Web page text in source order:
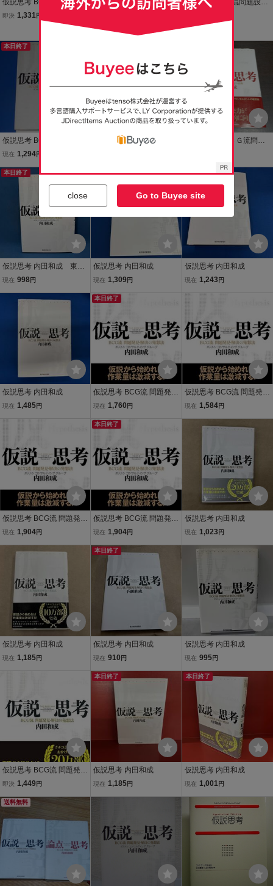
仮説思考 BCG流問題発
見・解決の発想法/内田和
即決 1,331円
仮説思考 ＢＣＧ流問題
論点思考 BCG流問題設定
の技術/内田和成(著者)
本日終了
仮説思考 BCG流 問題発
見・解決の発想法★ボス
ループ 内田 和成★東洋経
済新報社★
現在 1,294円
論点思考 BCG流問題設定
論点思考 ＢＣＧ流問題
本日終了
仮説思考 内田和成 東洋
経済
現在 998円
本日終了
仮説思考 内田和成
現在 1,309円
本日終了
仮説思考 内田和成
現在 1,243 円
仮説思考 内田和成
現在 1,485円
本日終了
仮説思考 BCG流 問題発
見・解決の発想法／内田
現在 1,760 円
仮説思考 BCG流 問題発
見・解決の発想法／内田
現在 1,584円
仮説思考 BCG流 問題発
見・解決の発想法／内田
現在 1,904円
本日終了
仮説思考 BCG流 問題発
見・解決の発想法／内田
現在 1,904円
仮説思考 内田和成
現在 1,023 円
仮説思考 内田和成
現在 1,185円
本日終了
仮説思考 内田和成
現在 910 円
仮説思考 内田和成
現在 995円
仮説思考 BCG流 問題発
見・解決の発想法
即決 1,449円
本日終了
仮説思考 内田和成
現在 1,185円
本日終了
仮説思考 内田和成
現在 1,001円
送料無料
close Go to Buyee site